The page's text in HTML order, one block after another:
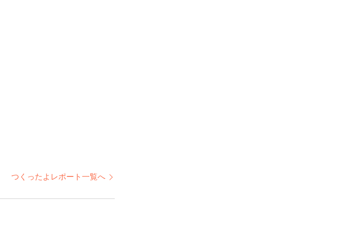
つくったよレポート一覧へ